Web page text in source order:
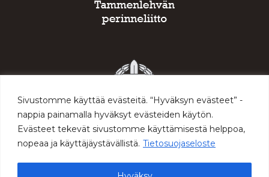
Sivustomme käyttää evästeitä. “Hyväksyn evästeet” -
nappia painamalla hyväksyt evästeiden käytön.
Evästeet tekevät sivustomme käyttämisestä helppoa,
nopeaa ja käyttäjäystävällistä. Tietosuojaseloste